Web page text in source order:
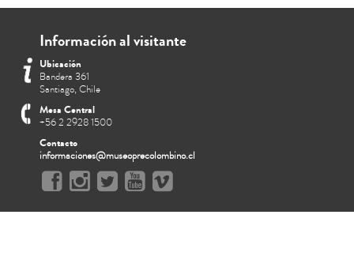
Información al visitante
Ubicación
Bandera 361
Santiago, Chile
Mesa Central
+56 2 2928 1500
Contacto
informaciones@museoprecolombino.cl